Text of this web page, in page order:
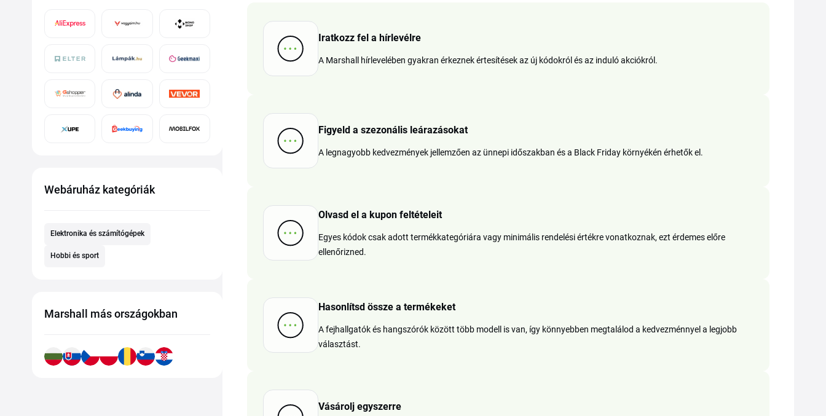
Webáruház kategóriák
Elektronika és számítógépek
Hobbi és sport
Marshall más országokban
Iratkozz fel a hírlevélre
A Marshall hírlevelében gyakran érkeznek értesítések az új kódokról és az induló akciókról.
Figyeld a szezonális leárazásokat
A legnagyobb kedvezmények jellemzően az ünnepi időszakban és a Black Friday környékén érhetők el.
Olvasd el a kupon feltételeit
Egyes kódok csak adott termékkategóriára vagy minimális rendelési értékre vonatkoznak, ezt érdemes előre
ellenőrizned.
Hasonlítsd össze a termékeket
A fejhallgatók és hangszórók között több modell is van, így könnyebben megtalálod a kedvezménnyel a legjobb
választást.
Vásárolj egyszerre